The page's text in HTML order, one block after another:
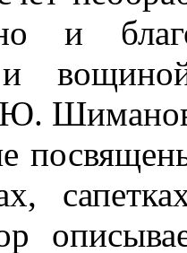
и